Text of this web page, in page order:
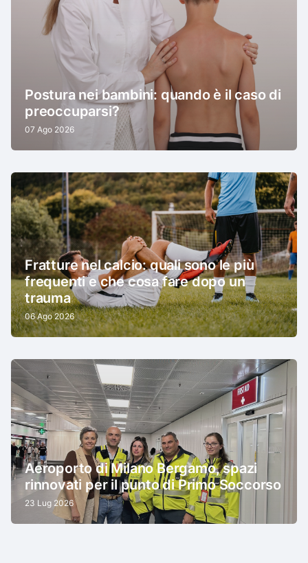
Postura nei bambini: quando è il caso di
preoccuparsi?
07 Ago 2026
Fratture nel calcio: quali sono le più
frequenti e che cosa fare dopo un
trauma
06 Ago 2026
Aeroporto di Milano Bergamo, spazi
rinnovati per il punto di Primo Soccorso
23 Lug 2026